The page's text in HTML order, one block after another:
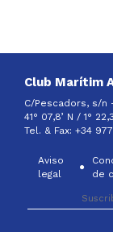
Club Marítim
C/Pescadors, s/n
41° 07,8’ N / 1°
Tel. & Fax: +34
Aviso
legal
de